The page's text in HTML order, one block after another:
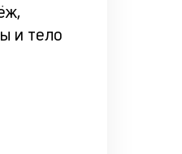
и тело